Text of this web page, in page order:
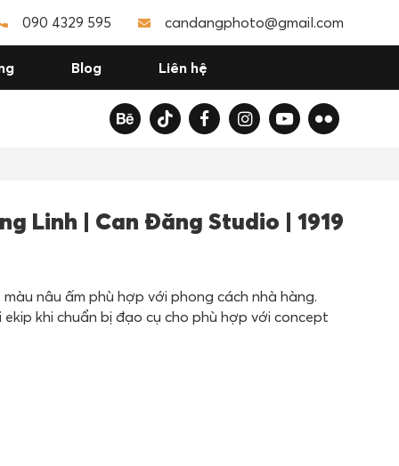
090 4329 595 candangphoto@gmail.com
Blog Liên hệ
Linh | Can Đăng Studio | 1919
nâu ấm phù hợp với phong cách nhà hàng.
khi chuẩn bị đạo cụ cho phù hợp với concept